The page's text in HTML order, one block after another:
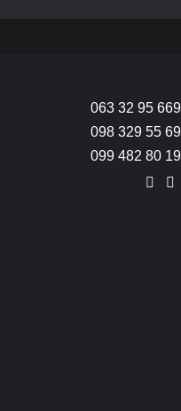
063 32 95 669
098 329 55 69
099 482 80 19